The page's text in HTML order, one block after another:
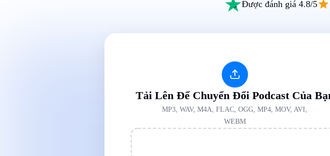
Được đánh giá 4.8/5
Tải Lên Để Chuyển Đổi Podcast Của
MP3, WAV, M4A, FLAC, OGG, MP4, MOV, AVI,
WEBM